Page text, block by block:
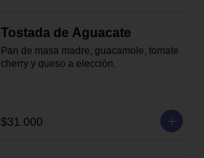
Tostada de Aguacate
Pan de masa madre, guacamole, tomate
cherry y queso a elección.
$31.000